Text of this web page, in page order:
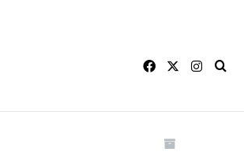
Facebook